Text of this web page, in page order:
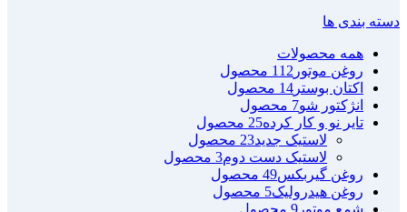
دسته بندی ها
همه محصولات
روغن موتور 112 محصول
اکتان بوستر 14 محصول
انژکتور شو7 محصول
تایر نو و کار کرده25 محصول
لاستیک جدید23 محصول
لاستیک دست دوم3 محصول
روغن گیربکس49 محصول
روغن هیدرولیک5 محصول